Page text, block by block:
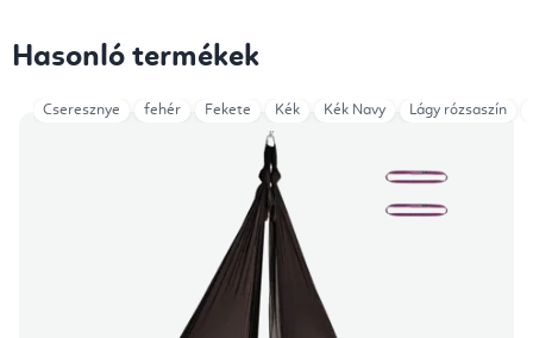
Hasonló termékek
Cseresznye fehér Fekete Kék Kék Navy Lágy rózsaszín